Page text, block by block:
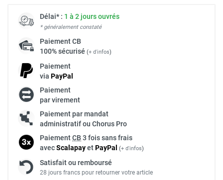
Délai* : 1 à 2 jours ouvrés
* généralement constaté
PaiementCB
100% sécurisé (+ d'infos)
Paiement
via PayPal
Paiement
par virement
Paiement par mandat
administratif ou Chorus Pro
PaiementCB 3 fois sans frais
avecScalapayetPayPal (+ d'infos)
Satisfait ou remboursé
28 jours francs pour retourner votre article